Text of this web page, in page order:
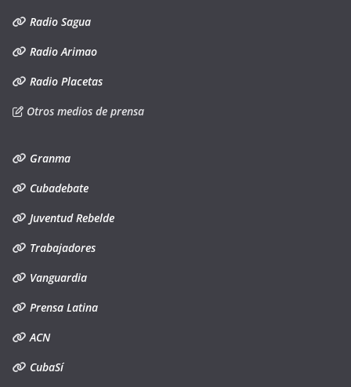
Radio Sagua
Radio Arimao
Radio Placetas
Otros medios de prensa
Granma
Cubadebate
Juventud Rebelde
Trabajadores
Vanguardia
Prensa Latina
ACN
CubaSí